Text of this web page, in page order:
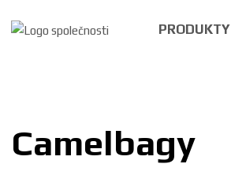
PRODUKTY
Camelbagy